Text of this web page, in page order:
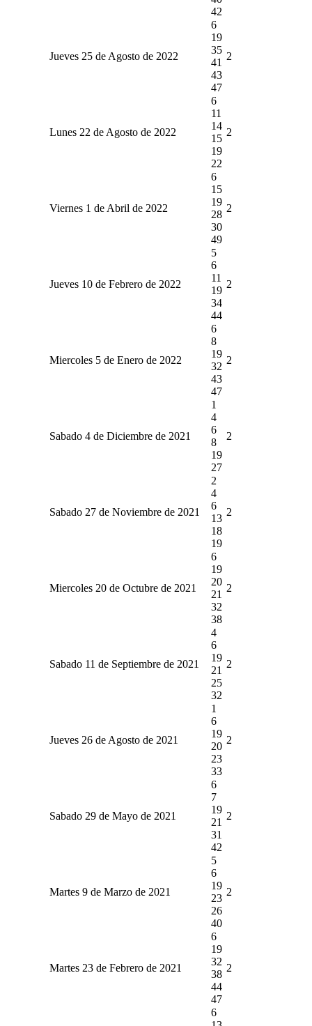
42
Jueves 25 de Agosto de 2022
6
19
35
41
43
47
2
Lunes 22 de Agosto de 2022
6
11
14
15
19
22
2
Viernes 1 de Abril de 2022
6
15
19
28
30
49
2
Jueves 10 de Febrero de 2022
5
6
11
19
34
44
2
Miercoles 5 de Enero de 2022
6
8
19
32
43
47
2
Sabado 4 de Diciembre de 2021
1
4
6
8
19
27
2
Sabado 27 de Noviembre de 2021
2
4
6
13
18
19
2
Miercoles 20 de Octubre de 2021
6
19
20
21
32
38
2
Sabado 11 de Septiembre de 2021
4
6
19
21
25
32
2
Jueves 26 de Agosto de 2021
1
6
19
20
23
33
2
Sabado 29 de Mayo de 2021
6
7
19
21
31
42
2
Martes 9 de Marzo de 2021
5
6
19
23
26
40
2
Martes 23 de Febrero de 2021
6
19
32
38
44
47
2
6